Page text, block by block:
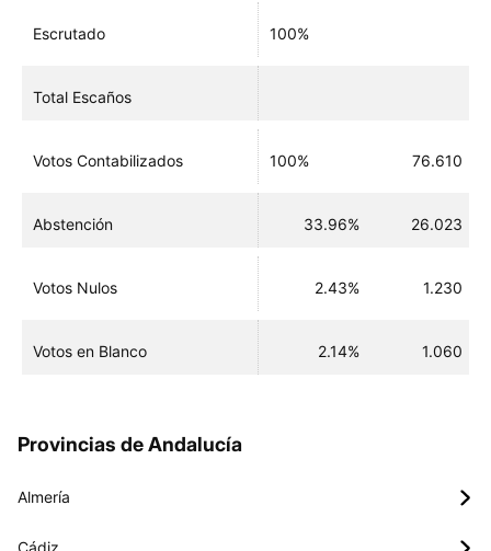
Escrutado 100%
Total Escaños
Votos Contabilizados 100% 76.610
Abstención 33.96% 26.023
Votos Nulos 2.43% 1.230
Votos en Blanco 2.14% 1.060
Provincias de Andalucía
Almería
Cádiz